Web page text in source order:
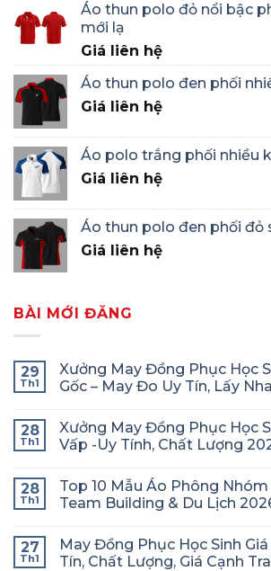
Áo thun polo đỏ nổi bậc
mới lạ
Giá liên hệ
Áo thun polo đen phối
Giá liên hệ
Áo polo trắng phối nhiều
Giá liên hệ
Áo thun polo đen phối đỏ
Giá liên hệ
BÀI MỚI ĐĂNG
29
Th1
Xưởng May Đồng Phục Học
Gốc – May Đo Uy Tín, Lấy
28
Th1
Xưởng May Đồng Phục Học
Vấp -Uy Tính, Chất Lượng
28
Th1
Top 10 Mẫu Áo Phông Nhóm
Team Building & Du Lịch
27
Th1
May Đồng Phục Học Sinh Giá
Tín, Chất Lượng, Giá Cạnh